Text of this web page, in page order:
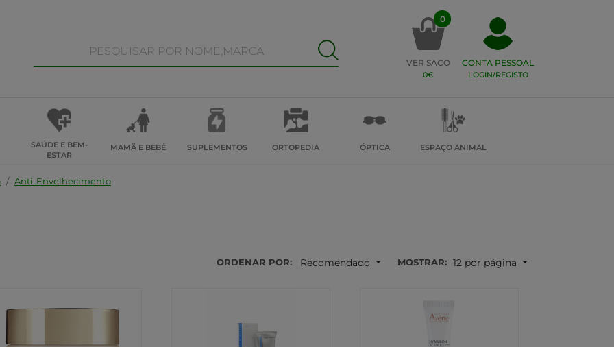
0
VER SACO
0€
CONTA PESSOAL
LOGIN/REGISTO
SAÚDE E BEM-
ESTAR
MAMÃ E BEBÉ SUPLEMENTOS ORTOPEDIA ÓPTICA ESPAÇO ANIMAL
Anti-Envelhecimento
ORDENAR POR: Recomendado MOSTRAR: 12 por página